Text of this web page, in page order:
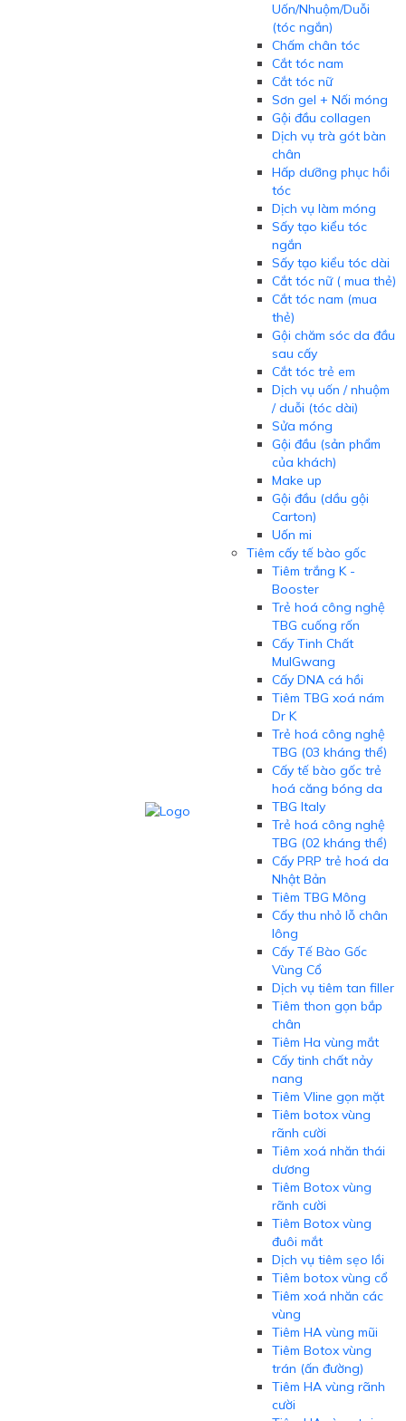
Uốn/Nhuộm/Duỗi
(tóc ngắn)
Chấm chân tóc
Cắt tóc nam
Cắt tóc nữ
Sơn gel + Nối móng
Gội đầu collagen
Dịch vụ trà gót bàn
chân
Hấp dưỡng phục hồi
tóc
Dịch vụ làm móng
Sấy tạo kiểu tóc
ngắn
Sấy tạo kiểu tóc dài
Cắt tóc nữ ( mua thẻ)
Cắt tóc nam (mua
thẻ)
Gội chăm sóc da đầu
sau cấy
Cắt tóc trẻ em
Dịch vụ uốn / nhuộm
/ duỗi (tóc dài)
Sửa móng
Gội đầu (sản phẩm
của khách)
Make up
Gội đầu (dầu gội
Carton)
Uốn mi
Tiêm cấy tế bào gốc
Tiêm trắng K -
Booster
Trẻ hoá công nghệ
TBG cuống rốn
Cấy Tinh Chất
MulGwang
Cấy DNA cá hồi
Tiêm TBG xoá nám
Dr K
Trẻ hoá công nghệ
TBG (03 kháng thể)
Cấy tế bào gốc trẻ
hoá căng bóng da
TBG Italy
Trẻ hoá công nghệ
TBG (02 kháng thể)
Cấy PRP trẻ hoá da
Nhật Bản
Tiêm TBG Mông
Cấy thu nhỏ lỗ chân
lông
Cấy Tế Bào Gốc
Vùng Cổ
Dịch vụ tiêm tan filler
Tiêm thon gọn bắp
chân
Tiêm Ha vùng mắt
Cấy tinh chất nảy
nang
Tiêm Vline gọn mặt
Tiêm botox vùng
rãnh cười
Tiêm xoá nhăn thái
dương
Tiêm Botox vùng
rãnh cười
Tiêm Botox vùng
đuôi mắt
Dịch vụ tiêm sẹo lồi
Tiêm botox vùng cổ
Tiêm xoá nhăn các
vùng
Tiêm HA vùng mũi
Tiêm Botox vùng
trán (ấn đường)
Tiêm HA vùng rãnh
cười